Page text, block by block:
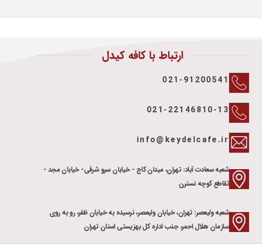
ارتباط با کافه کیدل
021-91200541
021-22146810-13
info@keydelcafe.ir
شعبه سعادت آباد: تهران، میدان کاج - خیابان سرو شرقی- خیابان مجد -
تقاطع کوچه نسترن
شعبه ولیعصر: تهران، خیابان ولیعصر، نرسیده به خیابان ظفر، رو به روی
سازمان هلال احمر، جنب اداره کل بهزیستی استان تهران